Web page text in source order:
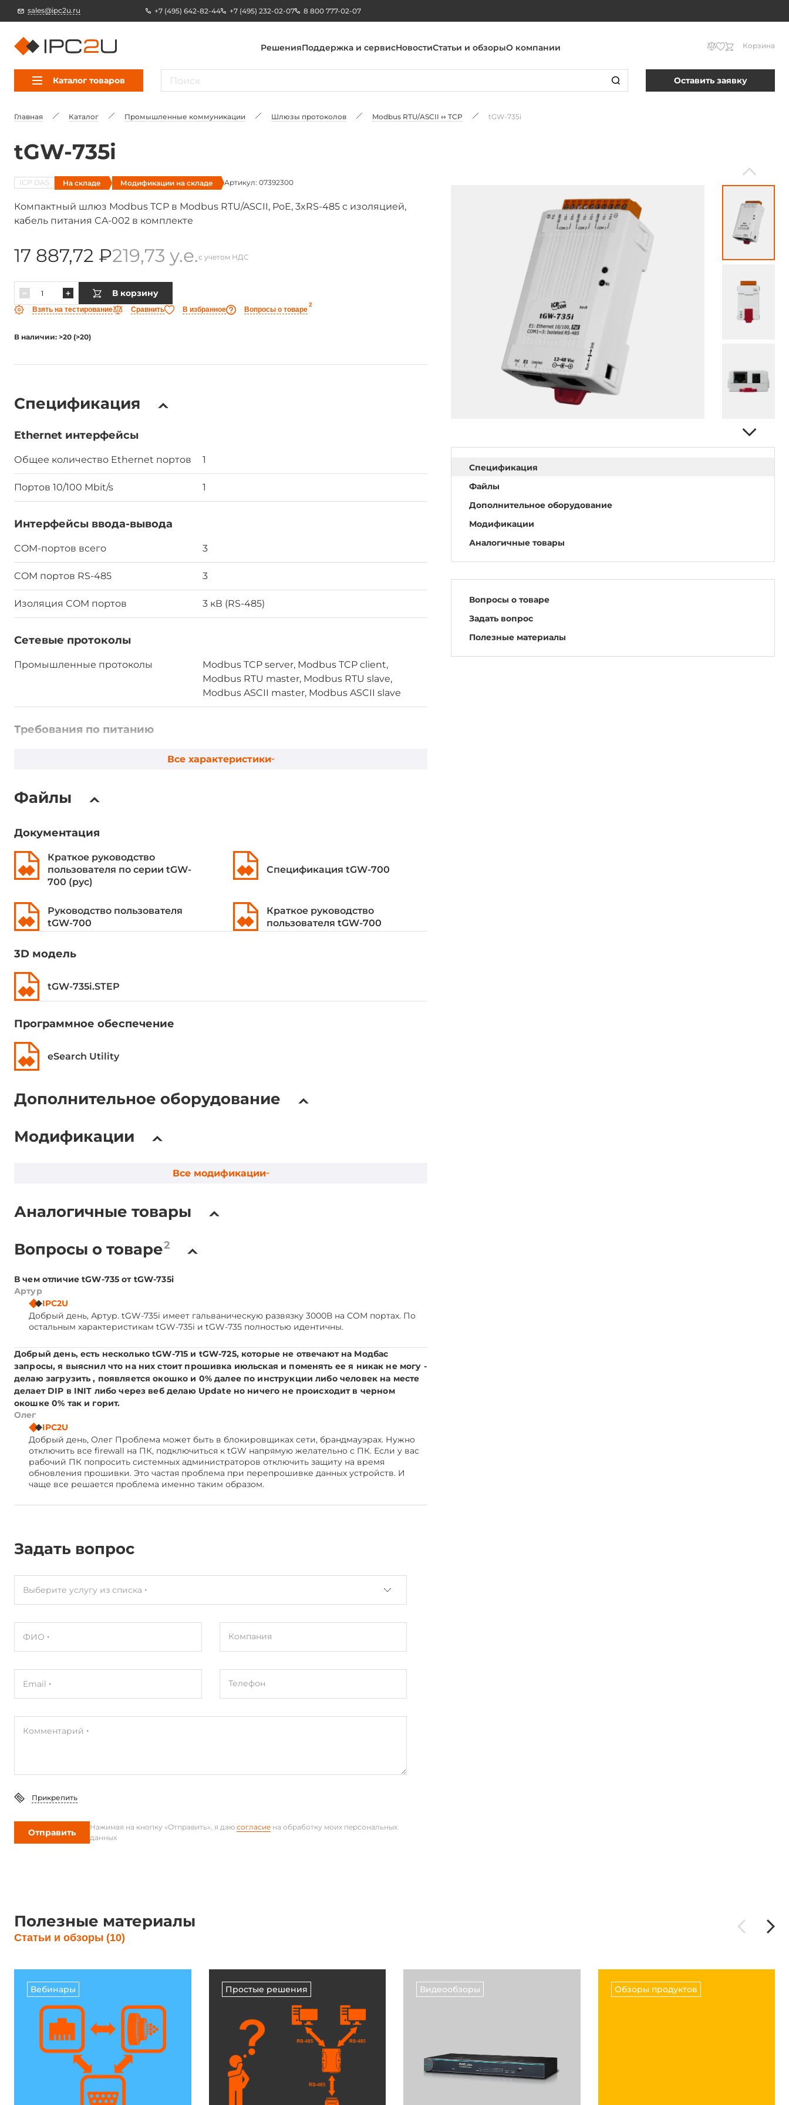
sales@ipc2u.ru +7 (495) 642-82-44 +7 (495) 232-02-07 8 800 777-02-07
РешенияПоддержка и сервисНовостиСтатьи и обзорыО компании Корзина
Каталог товаров Оставить заявку
Главная Каталог Промышленные коммуникации Шлюзы протоколов Modbus RTU/ASCII ↔ TCP tGW-735i
tGW-735i
ICP DAS На складе Модификации на складе Артикул: 07392300
Компактный шлюз Modbus TCP в Modbus RTU/ASCII, PoE, 3xRS-485 с изоляцией,
кабель питания CA-002 в комплекте
17 887,72 ₽219,73 у.е.с учетом НДС
В корзину
Взять на тестирование Сравнить В избранное Вопросы о товаре
2
В наличии: >20 (>20)
Спецификация
Ethernet интерфейсы
Общее количество Ethernet портов 1
Портов 10/100 Mbit/s 1
Интерфейсы ввода-вывода
COM-портов всего 3
COM портов RS-485 3
Изоляция COM портов 3 кВ (RS-485)
Сетевые протоколы
Промышленные протоколы
Modbus TCP server, Modbus TCP client,
Modbus RTU master, Modbus RTU slave,
Modbus ASCII master, Modbus ASCII slave
Требования по питанию
Температура эксплуатации
Конструктивное исполнение
Конструкция корпуса Пластиковый корпус
Вид монтажа Монтаж на DIN-рейку
Разъемы внешние
Кабели
Кабели в комплекте
Габариты
Глубина
95 мм
Габариты упаковки
Вес в упаковке
Все характеристики
Файлы
Документация
Краткое руководство
пользователя по серии tGW-
700 (рус)
Спецификация tGW-700
Руководство пользователя
tGW-700
Краткое руководство
пользователя tGW-700
3D модель
tGW-735i.STEP
Программное обеспечение
eSearch Utility
Дополнительное оборудование
Модификации
Все модификации
Аналогичные товары
Вопросы о товаре2
В чем отличие tGW-735 от tGW-735i
Артур
IPC2U
Добрый день, Артур. tGW-735i имеет гальваническую развязку 3000В на СОМ портах. По
остальным характеристикам tGW-735i и tGW-735 полностью идентичны.
Добрый день, есть несколько tGW-715 и tGW-725, которые не отвечают на Модбас
запросы, я выяснил что на них стоит прошивка июльская и поменять ее я никак не могу -
делаю загрузить , появляется окошко и 0% далее по инструкции либо человек на месте
делает DIP в INIT либо через веб делаю Update но ничего не происходит в черном
окошке 0% так и горит.
Олег
IPC2U
Добрый день, Олег Проблема может быть в блокировщиках сети, брандмауэрах. Нужно
отключить все firewall на ПК, подключиться к tGW напрямую желательно с ПК. Если у вас
рабочий ПК попросить системных администраторов отключить защиту на время
обновления прошивки. Это частая проблема при перепрошивке данных устройств. И
чаще все решается проблема именно таким образом.
Задать вопрос
Выберите услугу из списка
ФИО Компания
Email Телефон
Комментарий
Прикрепить
Отправить Нажимая на кнопку «Отправить», я даю согласие на обработку моих персональных
данных
Спецификация
Файлы
Дополнительное оборудование
Модификации
Аналогичные товары
Вопросы о товаре
Задать вопрос
Полезные материалы
Полезные материалы
Статьи и обзоры (10)
Вебинары Простые решения Видеообзоры Обзоры продуктов